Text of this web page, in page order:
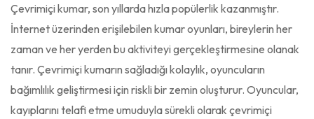
Çevrimiçi kumar, son yıllarda hızla popülerlik kazanmıştır.
İnternet üzerinden erişilebilen kumar oyunları, bireylerin her
zaman ve her yerden bu aktiviteyi gerçekleştirmesine olanak
tanır. Çevrimiçi kumarın sağladığı kolaylık, oyuncuların
bağımlılık geliştirmesi için riskli bir zemin oluşturur. Oyuncular,
kayıplarını telafi etme umuduyla sürekli olarak çevrimiçi